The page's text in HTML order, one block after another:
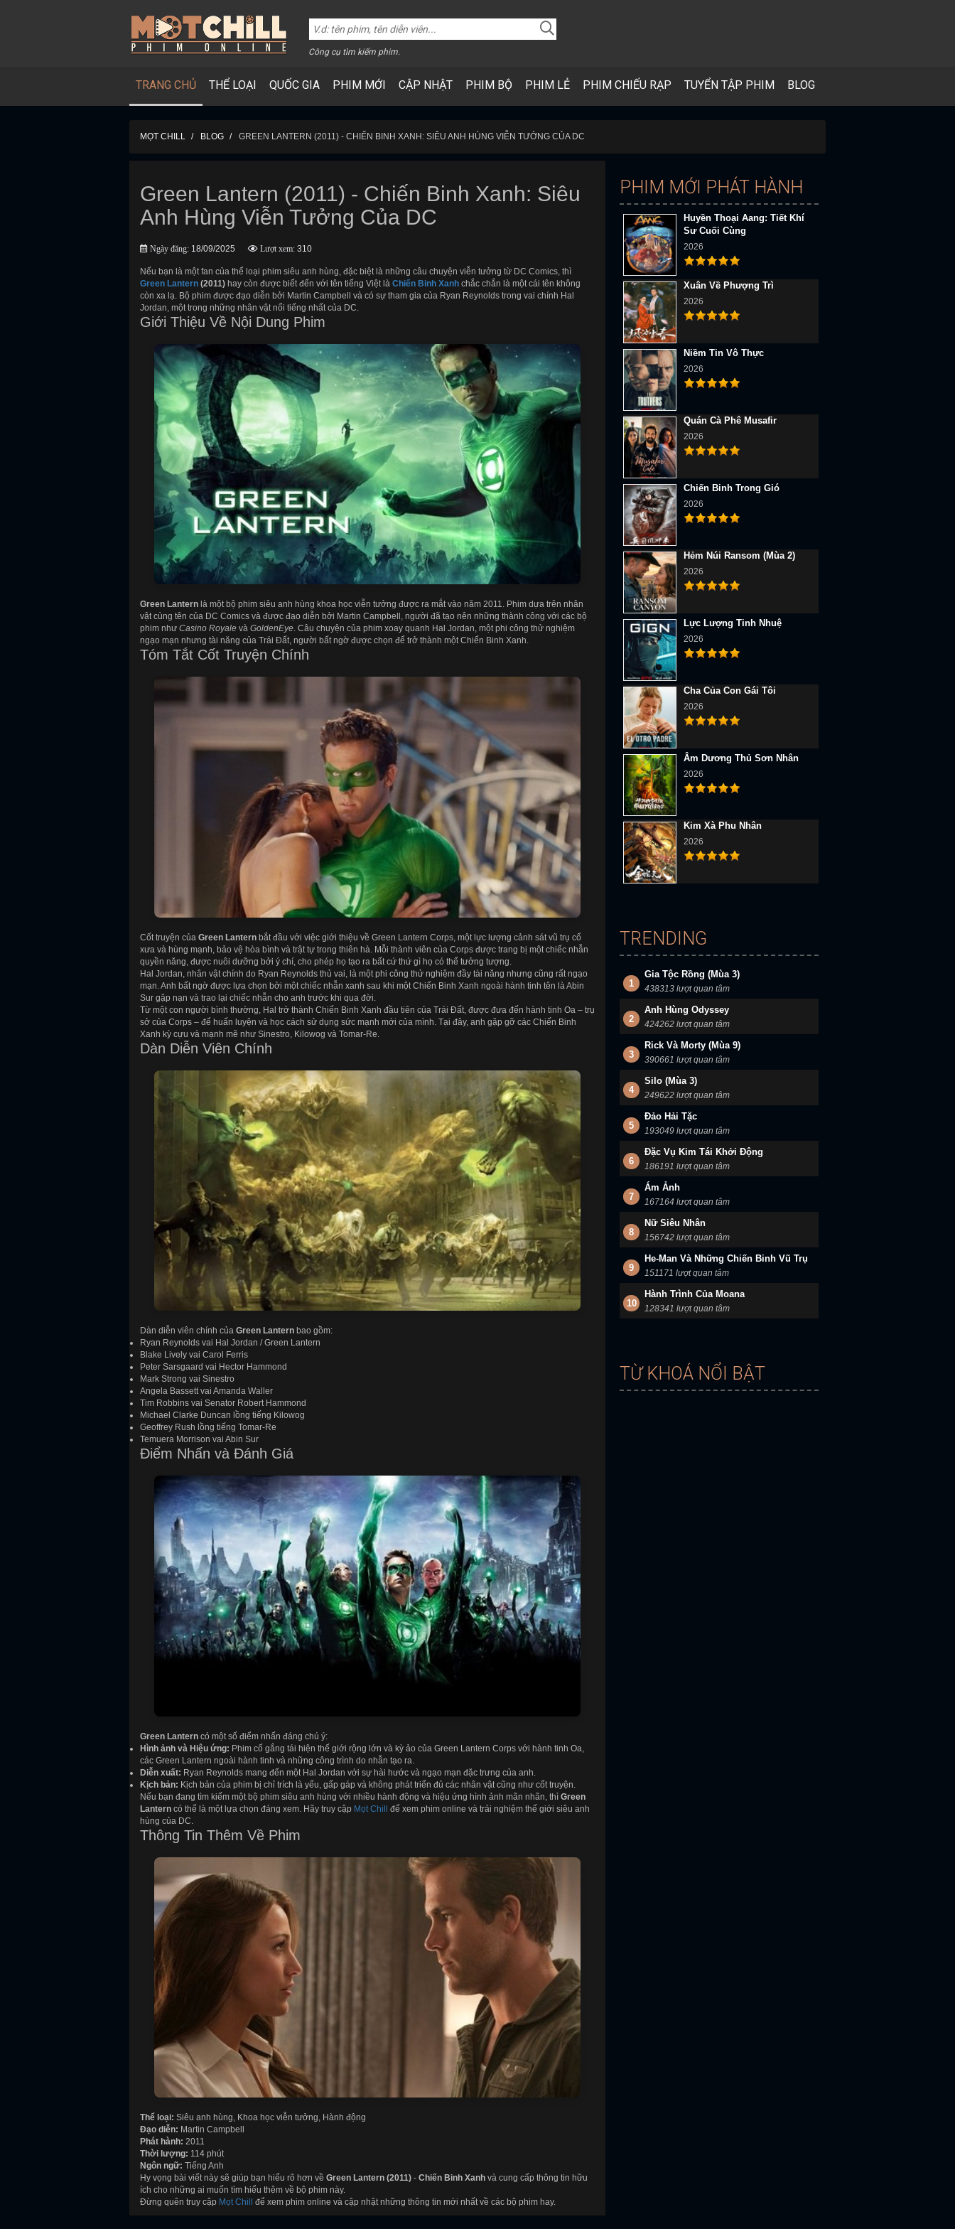
Công cụ tìm kiếm phim.
TRANG CHỦ THỂ LOẠI QUỐC GIA PHIM MỚI CẬP NHẬT PHIM BỘ PHIM LẺ PHIM CHIẾU RẠP TUYỂN TẬP PHIM BLOG
MỌT CHILL BLOG GREEN LANTERN (2011) - CHIẾN BINH XANH: SIÊU ANH HÙNG VIỄN TƯỞNG CỦA DC
Green Lantern (2011) - Chiến Binh Xanh: Siêu
Anh Hùng Viễn Tưởng Của DC
Ngày đăng: 18/09/2025 Lượt xem: 310
Nếu bạn là một fan của thể loại phim siêu anh hùng, đặc biệt là những câu chuyện viễn tưởng từ DC Comics, thì
Green Lantern (2011) hay còn được biết đến với tên tiếng Việt là Chiến Binh Xanh chắc chắn là một cái tên không
còn xa lạ. Bộ phim được đạo diễn bởi Martin Campbell và có sự tham gia của Ryan Reynolds trong vai chính Hal
Jordan, một trong những nhân vật nổi tiếng nhất của DC.
Giới Thiệu Về Nội Dung Phim
Green Lantern là một bộ phim siêu anh hùng khoa học viễn tưởng được ra mắt vào năm 2011. Phim dựa trên nhân
vật cùng tên của DC Comics và được đạo diễn bởi Martin Campbell, người đã tạo nên những thành công với các bộ
phim như Casino Royale và GoldenEye. Câu chuyện của phim xoay quanh Hal Jordan, một phi công thử nghiệm
ngạo mạn nhưng tài năng của Trái Đất, người bất ngờ được chọn để trở thành một Chiến Binh Xanh.
Tóm Tắt Cốt Truyện Chính
Cốt truyện của Green Lantern bắt đầu với việc giới thiệu về Green Lantern Corps, một lực lượng cảnh sát vũ trụ cổ
xưa và hùng mạnh, bảo vệ hòa bình và trật tự trong thiên hà. Mỗi thành viên của Corps được trang bị một chiếc nhẫn
quyền năng, được nuôi dưỡng bởi ý chí, cho phép họ tạo ra bất cứ thứ gì họ có thể tưởng tượng.
Hal Jordan, nhân vật chính do Ryan Reynolds thủ vai, là một phi công thử nghiệm đầy tài năng nhưng cũng rất ngạo
mạn. Anh bất ngờ được lựa chọn bởi một chiếc nhẫn xanh sau khi một Chiến Binh Xanh ngoài hành tinh tên là Abin
Sur gặp nạn và trao lại chiếc nhẫn cho anh trước khi qua đời.
Từ một con người bình thường, Hal trở thành Chiến Binh Xanh đầu tiên của Trái Đất, được đưa đến hành tinh Oa – trụ
sở của Corps – để huấn luyện và học cách sử dụng sức mạnh mới của mình. Tại đây, anh gặp gỡ các Chiến Binh
Xanh kỳ cựu và mạnh mẽ như Sinestro, Kilowog và Tomar-Re.
Dàn Diễn Viên Chính
Dàn diễn viên chính của Green Lantern bao gồm:
Ryan Reynolds vai Hal Jordan / Green Lantern
Blake Lively vai Carol Ferris
Peter Sarsgaard vai Hector Hammond
Mark Strong vai Sinestro
Angela Bassett vai Amanda Waller
Tim Robbins vai Senator Robert Hammond
Michael Clarke Duncan lồng tiếng Kilowog
Geoffrey Rush lồng tiếng Tomar-Re
Temuera Morrison vai Abin Sur
Điểm Nhấn và Đánh Giá
Green Lantern có một số điểm nhấn đáng chú ý:
Hình ảnh và Hiệu ứng: Phim cố gắng tái hiện thế giới rộng lớn và kỳ ảo của Green Lantern Corps với hành tinh Oa,
các Green Lantern ngoài hành tinh và những công trình do nhẫn tạo ra.
Diễn xuất: Ryan Reynolds mang đến một Hal Jordan với sự hài hước và ngạo mạn đặc trưng của anh.
Kịch bản: Kịch bản của phim bị chỉ trích là yếu, gấp gáp và không phát triển đủ các nhân vật cũng như cốt truyện.
Nếu bạn đang tìm kiếm một bộ phim siêu anh hùng với nhiều hành động và hiệu ứng hình ảnh mãn nhãn, thì Green
Lantern có thể là một lựa chọn đáng xem. Hãy truy cập Mọt Chill để xem phim online và trải nghiệm thế giới siêu anh
hùng của DC.
Thông Tin Thêm Về Phim
Thể loại: Siêu anh hùng, Khoa học viễn tưởng, Hành động
Đạo diễn: Martin Campbell
Phát hành: 2011
Thời lượng: 114 phút
Ngôn ngữ: Tiếng Anh
Hy vọng bài viết này sẽ giúp bạn hiểu rõ hơn về Green Lantern (2011) - Chiến Binh Xanh và cung cấp thông tin hữu
ích cho những ai muốn tìm hiểu thêm về bộ phim này.
Đừng quên truy cập Mọt Chill để xem phim online và cập nhật những thông tin mới nhất về các bộ phim hay.
PHIM MỚI PHÁT HÀNH
Huyền Thoại Aang: Tiết Khí
Sư Cuối Cùng
2026
Xuân Về Phượng Trì
2026
Niềm Tin Vô Thực
2026
Quán Cà Phê Musafir
2026
Chiến Binh Trong Gió
2026
Hẻm Núi Ransom (Mùa 2)
2026
Lực Lượng Tinh Nhuệ
2026
Cha Của Con Gái Tôi
2026
Âm Dương Thủ Sơn Nhân
2026
Kim Xà Phu Nhân
2026
TRENDING
1
Gia Tộc Rồng (Mùa 3)
438313 lượt quan tâm
2
Anh Hùng Odyssey
424262 lượt quan tâm
3
Rick Và Morty (Mùa 9)
390661 lượt quan tâm
4
Silo (Mùa 3)
249622 lượt quan tâm
5
Đảo Hải Tặc
193049 lượt quan tâm
6
Đặc Vụ Kim Tái Khởi Động
186191 lượt quan tâm
7
Ám Ảnh
167164 lượt quan tâm
8
Nữ Siêu Nhân
156742 lượt quan tâm
9
He-Man Và Những Chiến Binh Vũ Trụ
151171 lượt quan tâm
10
Hành Trình Của Moana
128341 lượt quan tâm
TỪ KHOÁ NỔI BẬT